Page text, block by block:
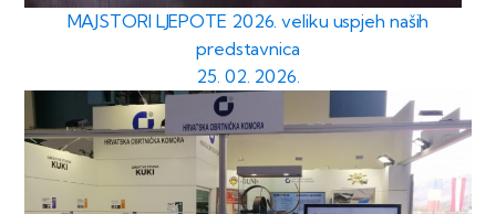
MAJSTORI LJEPOTE 2026. veliku uspjeh naših
predstavnica
25. 02. 2026.